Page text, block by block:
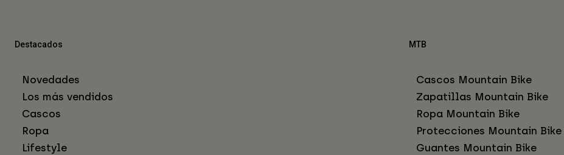
Destacados
Novedades
Los más vendidos
Cascos
Ropa
Lifestyle
MTB
Cascos Mountain Bike
Zapatillas Mountain Bike
Ropa Mountain Bike
Protecciones Mountain Bike
Guantes Mountain Bike